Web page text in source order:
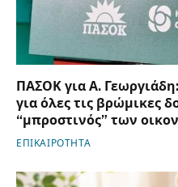
ΠΑΣΟΚ για Α.
για όλες τις βρώμικες
“μπροστινός” των
ΕΠΙΚΑΙΡΟΤΗΤΑ